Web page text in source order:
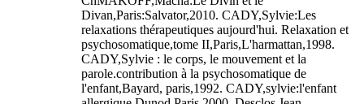
Divan,Paris:Salvator,2010. CADY,Sylvie:Les
relaxations thérapeutiques aujourd'hui. Relaxation et
psychosomatique,tome II,Paris,L'harmattan,1998.
CADY,Sylvie : le corps, le mouvement et la
parole.contribution à la psychosomatique de
l'enfant,Bayard, paris,1992. CADY,sylvie:l'enfant